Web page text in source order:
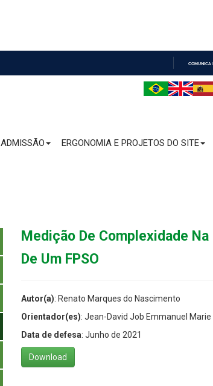
COMUNICA
ADMISSÃO ERGONOMIA E PROJETOS DO SITE
Medição De Complexidade
De Um FPSO
Autor(a): Renato Marques do Nascimento
Orientador(es): Jean-David Job Emmanuel
Data de defesa: Junho de 2021
Download